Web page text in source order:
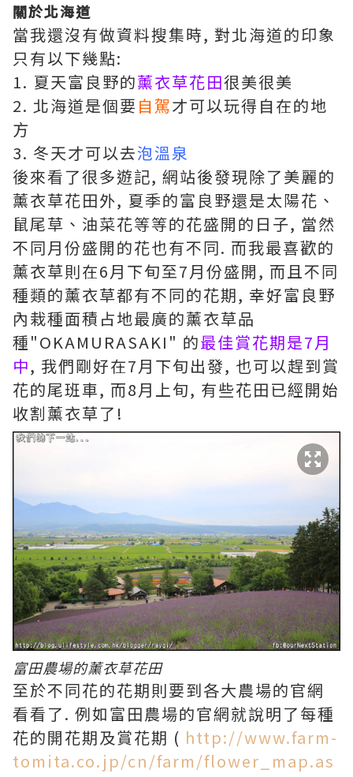
關於北海道
當我還沒有做資料搜集時, 對北海道的印象
只有以下幾點:
1. 夏天富良野的薰衣草花田很美很美
2. 北海道是個要 自駕才可以玩得自在的地
方
3. 冬天才可以去泡溫泉
後來看了很多遊記, 網站後發現除了美麗的
薰衣草花田外, 夏季的富良野還是太陽花、
鼠尾草、油菜花等等的花盛開的日子, 當然
不同月份盛開的花也有不同. 而我最喜歡的
薰衣草則在6月下旬至7月份盛開, 而且不同
種類的薰衣草都有不同的花期, 幸好富良野
內栽種面積占地最廣的薰衣草品
種"OKAMURASAKI" 的最佳賞花期是7月
中, 我們剛好在7月下旬出發, 也可以趕到賞
花的尾班車, 而8月上旬, 有些花田已經開始
收割薰衣草了!
富田農場的薰衣草花田
至於不同花的花期則要到各大農場的官網
看看了. 例如富田農場的官網就說明了每種
花的開花期及賞花期 ( http://www.farm-
tomita.co.jp/cn/farm/flower_map.as